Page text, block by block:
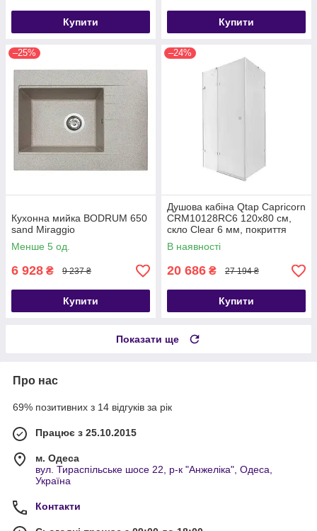
Купити Купити
–25%
Кухонна мийка BODRUM 650
sand Miraggio
Менше 5 од.
6 928 ₴ 9 237 ₴
Купити
–24%
Душова кабіна Qtap Capricorn
CRM10128RC6 120x80 см,
скло Clear 6 мм, покриття
CalcLess без піддона
В наявності
20 686 ₴ 27 194 ₴
Купити
Показати ще
Про нас
69% позитивних з 14 відгуків за рік
Працює з 25.10.2015
м. Одеса
вул. Тираспільське шосе 22, р-к "Анжеліка", Одеса,
Україна
Контакти